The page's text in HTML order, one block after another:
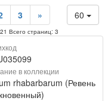
60
3 »
Всего страниц: 3
в коллекции
rhabarbarum (Ревень